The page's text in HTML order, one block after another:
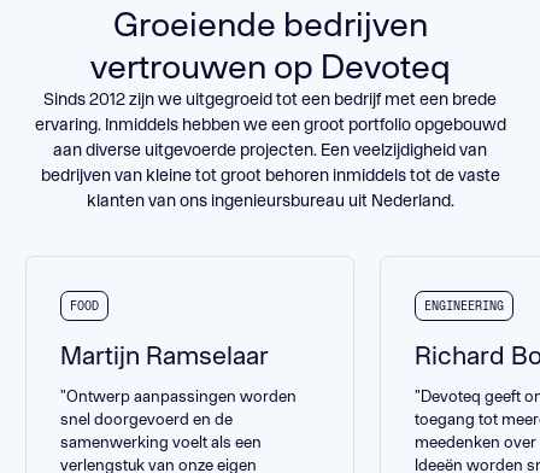
BEKIJK HET PROJECT
Groeiende bedrijven
vertrouwen op Devoteq
Sinds 2012 zijn we uitgegroeid tot een bedrijf met een brede
ervaring. Inmiddels hebben we een groot portfolio opgebouwd
aan diverse uitgevoerde projecten. Een veelzijdigheid van
bedrijven van kleine tot groot behoren inmiddels tot de vaste
klanten van ons ingenieursbureau uit Nederland.
FOOD
Martijn Ramselaar
"Ontwerp aanpassingen worden
snel doorgevoerd en de
samenwerking voelt als een
verlengstuk van onze eigen
ENGINEERING
Richard
"Devoteq geeft
toegang tot
meedenken
Ideeën worden